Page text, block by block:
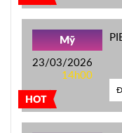
HOT
Mỹ
23/03/2026
14h00